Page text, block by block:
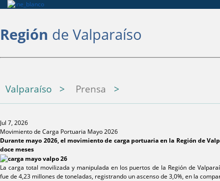
Región de Valparaíso
Valparaíso Prensa
Jul 7, 2026
Movimiento de Carga Portuaria Mayo 2026
Durante mayo 2026, el movimiento de carga portuaria en la Región de
doce meses
La carga total movilizada y manipulada en los puertos de la Región de
fue de 4,23 millones de toneladas, registrando un ascenso de 3,0%, en la